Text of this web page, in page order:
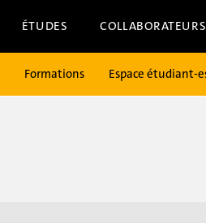
ÉTUDES COLLABORATEURS
Formations Espace étudiant-